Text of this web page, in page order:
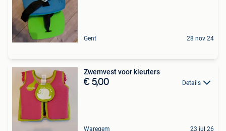
Gent 28 nov 24
Zwemvest voor kleuters
€ 5,00 Details
Waregem 23 jul 26